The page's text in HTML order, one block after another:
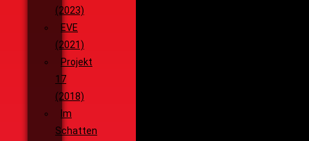
(2023)
EVE
(2021)
Projekt
17
(2018)
Im
Schatten